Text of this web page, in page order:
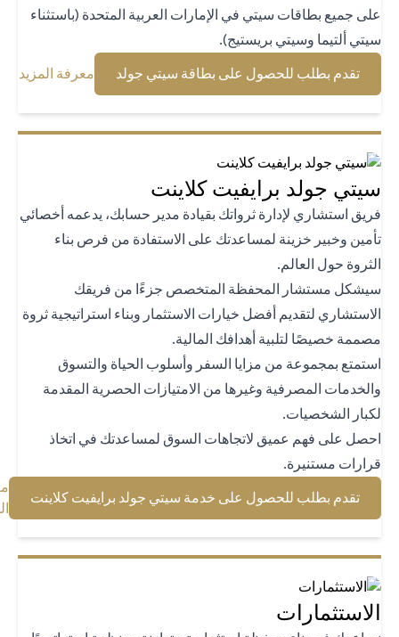
جميع بطاقات سيتي في الإمارات العربية المتحدة (باستثناء
ألتيما وسيتي بريستيج).
تقدم بطلب للحصول على بطاقة سيتي جولد (opens in a new tab) معرفة المزيد(opens in a new tab)
جولد برايفيت كلاينت
استشاري لإدارة ثرواتك بقيادة مدير حسابك، يدعمه أخصائي
وخبير خزينة لمساعدتك على الاستفادة من فرص بناء
حول العالم.
مستشار المحفظة المتخصص جزءًا من فريقك
لتقديم أفضل خيارات الاستثمار وبناء استراتيجية ثروة
خصيصًا لتلبية أهدافك المالية.
بمجموعة من مزايا السفر وأسلوب الحياة والتسوق
المصرفية وغيرها من الامتيازات الحصرية المقدمة
الشخصيات.
على فهم عميق لاتجاهات السوق لمساعدتك في اتخاذ
مستنيرة.
تقدم بطلب للحصول على خدمة سيتي جولد برايفيت كلاينت(opens in a new tab)
معرفة
المزيد(opens in a new tab)